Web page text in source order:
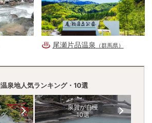
尾瀬片品温泉 （群馬県）
泉地人気ランキング・10選
泉質が自慢
10選